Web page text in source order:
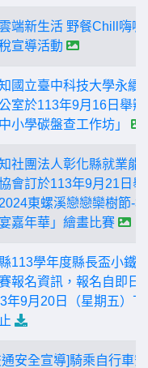
雲端新生活 野餐Chill嗨嗨
宣導活動
國立臺中科技大學永續
室於113年9月16日舉辦
中小學碳盤查工作坊」
社團法人彰化縣就業能
會訂於113年9月21日舉
2024東螺溪戀戀欒樹節-
嘉年華」繪畫比賽
113學年度縣長盃小鐵
報名資訊，報名自即日
年9月20日（星期五）
通安全宣導]騎乘自行車